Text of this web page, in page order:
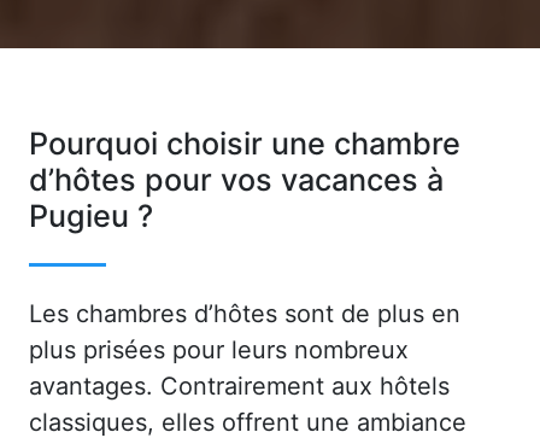
Pourquoi choisir une chambre
d’hôtes pour vos vacances à
Pugieu ?
Les chambres d’hôtes sont de plus en
plus prisées pour leurs nombreux
avantages. Contrairement aux hôtels
classiques, elles offrent une ambiance